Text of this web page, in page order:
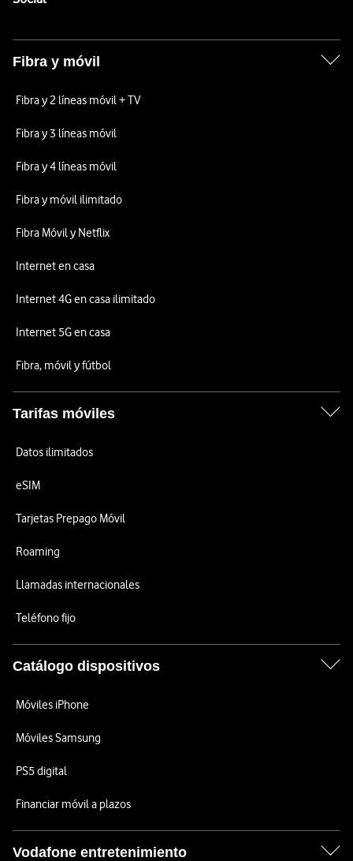
Fibra y móvil
Fibra y 2 líneas móvil + TV
Fibra y 3 líneas móvil
Fibra y 4 líneas móvil
Fibra y móvil ilimitado
Fibra Móvil y Netflix
Internet en casa
Internet 4G en casa ilimitado
Internet 5G en casa
Fibra, móvil y fútbol
Tarifas móviles
Datos ilimitados
eSIM
Tarjetas Prepago Móvil
Roaming
Llamadas internacionales
Teléfono fijo
Catálogo dispositivos
Móviles iPhone
Móviles Samsung
PS5 digital
Financiar móvil a plazos
Vodafone entretenimiento